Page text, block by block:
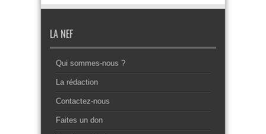
LA NEF
Qui sommes-nous ?
La rédaction
Contactez-nous
Faites un don